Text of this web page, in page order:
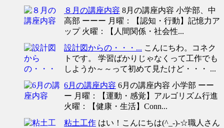
８月の講座内容 8月の講座内容 小学部、中
高部 ーーー 月曜：【認知・行動】記憶力ア
ップ 火曜：【人間関係・社会性...
設計図からの・・・... こんにちわ。コネク
トです。 学習ばかりじゃなくって工作でも
しようか～～って初めて見たけど・・・ ...
6月の講座内容 6月の講座内容 小学部 ーー
ー 月曜：【運動・感覚】アルゴリズム行進
火曜：【健康・生活】Conn...
粘土工作 はい！こんにちは(^_-)-☆職人さん